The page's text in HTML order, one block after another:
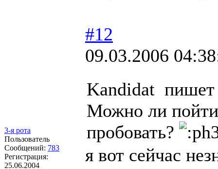
3-я рота
Пользователь
Сообщений: 783
Регистрация:
25.06.2004
#12
09.03.2006
Kandidat пишет
Можно ли пойти
пробовать?
я вот сейчас